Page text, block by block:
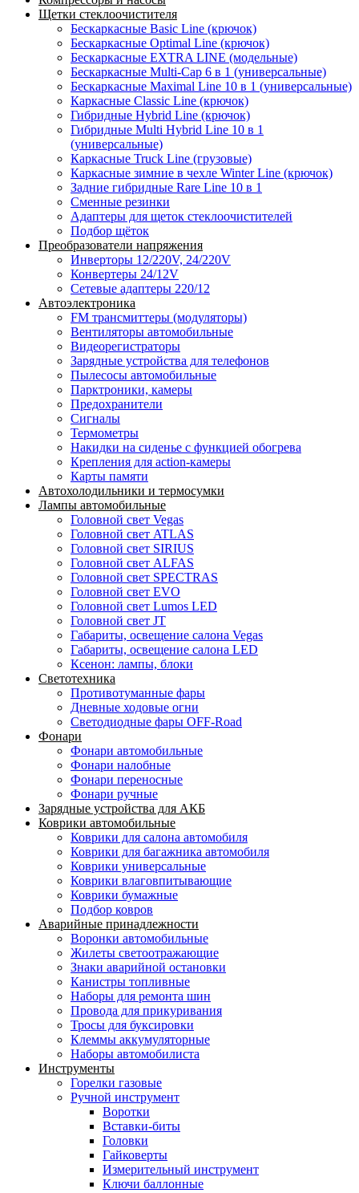
Щетки стеклоочистителя
Бескаркасные Basic Line (крючок)
Бескаркасные Optimal Line (крючок)
Бескаркасные EXTRA LINE (модельные)
Бескаркасные Multi-Cap 6 в 1 (универсальные)
Бескаркасные Maximal Line 10 в 1 (универсальные)
Каркасные Classic Line (крючок)
Гибридные Hybrid Line (крючок)
Гибридные Multi Hybrid Line 10 в 1
(универсальные)
Каркасные Truck Line (грузовые)
Каркасные зимние в чехле Winter Line (крючок)
Задние гибридные Rare Line 10 в 1
Сменные резинки
Адаптеры для щеток стеклоочистителей
Подбор щёток
Преобразователи напряжения
Инверторы 12/220V, 24/220V
Конвертеры 24/12V
Сетевые адаптеры 220/12
Автоэлектроника
FM трансмиттеры (модуляторы)
Вентиляторы автомобильные
Видеорегистраторы
Зарядные устройства для телефонов
Пылесосы автомобильные
Парктроники, камеры
Предохранители
Сигналы
Термометры
Накидки на сиденье с функцией обогрева
Крепления для action-камеры
Карты памяти
Автохолодильники и термосумки
Лампы автомобильные
Головной свет Vegas
Головной свет ATLAS
Головной свет SIRIUS
Головной свет ALFAS
Головной свет SPECTRAS
Головной свет EVO
Головной свет Lumos LED
Головной свет JT
Габариты, освещение салона Vegas
Габариты, освещение салона LED
Ксенон: лампы, блоки
Светотехника
Противотуманные фары
Дневные ходовые огни
Светодиодные фары OFF-Road
Фонари
Фонари автомобильные
Фонари налобные
Фонари переносные
Фонари ручные
Зарядные устройства для АКБ
Коврики автомобильные
Коврики для салона автомобиля
Коврики для багажника автомобиля
Коврики универсальные
Коврики влаговпитывающие
Коврики бумажные
Подбор ковров
Аварийные принадлежности
Воронки автомобильные
Жилеты светоотражающие
Знаки аварийной остановки
Канистры топливные
Наборы для ремонта шин
Провода для прикуривания
Тросы для буксировки
Клеммы аккумуляторные
Наборы автомобилиста
Инструменты
Горелки газовые
Ручной инструмент
Воротки
Вставки-биты
Головки
Гайковерты
Измерительный инструмент
Ключи баллонные